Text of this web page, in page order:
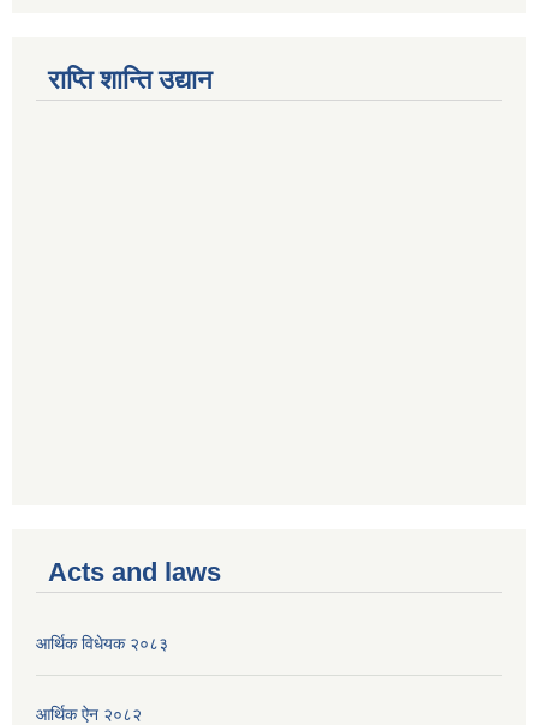
राप्ति शान्ति उद्यान
Acts and laws
आर्थिक विधेयक २०८३
आर्थिक ऐन २०८२